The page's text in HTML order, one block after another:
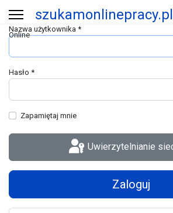
szukamonlinepracy.pl
Online
Nazwa użytkownika *
Hasło *
Zapamiętaj mnie
Uwierzytelnianie
Zaloguj